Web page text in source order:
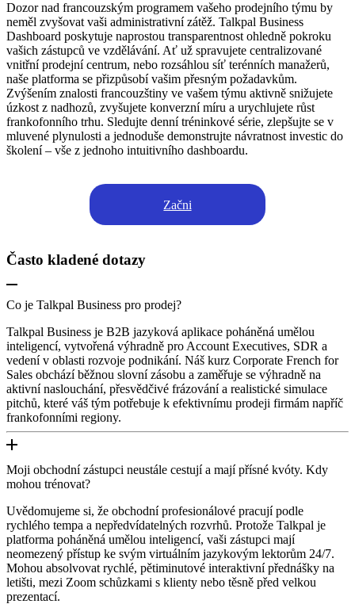
Dozor nad francouzským programem vašeho prodejního týmu by
neměl zvyšovat vaši administrativní zátěž. Talkpal Business
Dashboard poskytuje naprostou transparentnost ohledně pokroku
vašich zástupců ve vzdělávání. Ať už spravujete centralizované
vnitřní prodejní centrum, nebo rozsáhlou síť terénních manažerů,
naše platforma se přizpůsobí vašim přesným požadavkům.
Zvýšením znalosti francouzštiny ve vašem týmu aktivně snižujete
úzkost z nadhozů, zvyšujete konverzní míru a urychlujete růst
frankofonního trhu. Sledujte denní tréninkové série, zlepšujte se v
mluvené plynulosti a jednoduše demonstrujte návratnost investic do
školení – vše z jednoho intuitivního dashboardu.
Začni
Často kladené dotazy
Co je Talkpal Business pro prodej?
Talkpal Business je B2B jazyková aplikace poháněná umělou
inteligencí, vytvořená výhradně pro Account Executives, SDR a
vedení v oblasti rozvoje podnikání. Náš kurz Corporate French for
Sales obchází běžnou slovní zásobu a zaměřuje se výhradně na
aktivní naslouchání, přesvědčivé frázování a realistické simulace
pitchů, které váš tým potřebuje k efektivnímu prodeji firmám napříč
frankofonními regiony.
Moji obchodní zástupci neustále cestují a mají přísné kvóty. Kdy
mohou trénovat?
Uvědomujeme si, že obchodní profesionálové pracují podle
rychlého tempa a nepředvídatelných rozvrhů. Protože Talkpal je
platforma poháněná umělou inteligencí, vaši zástupci mají
neomezený přístup ke svým virtuálním jazykovým lektorům 24/7.
Mohou absolvovat rychlé, pětiminutové interaktivní přednášky na
letišti, mezi Zoom schůzkami s klienty nebo těsně před velkou
prezentací.